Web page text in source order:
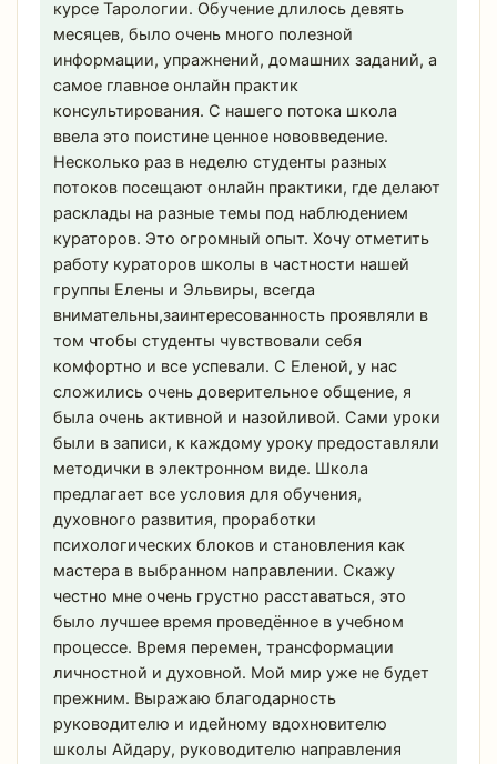
курсе Тарологии. Обучение длилось девять
месяцев, было очень много полезной
информации, упражнений, домашних заданий, а
самое главное онлайн практик
консультирования. С нашего потока школа
ввела это поистине ценное нововведение.
Несколько раз в неделю студенты разных
потоков посещают онлайн практики, где делают
расклады на разные темы под наблюдением
кураторов. Это огромный опыт. Хочу отметить
работу кураторов школы в частности нашей
группы Елены и Эльвиры, всегда
внимательны,заинтересованность проявляли в
том чтобы студенты чувствовали себя
комфортно и все успевали. С Еленой, у нас
сложились очень доверительное общение, я
была очень активной и назойливой. Сами уроки
были в записи, к каждому уроку предоставляли
методички в электронном виде. Школа
предлагает все условия для обучения,
духовного развития, проработки
психологических блоков и становления как
мастера в выбранном направлении. Скажу
честно мне очень грустно расставаться, это
было лучшее время проведённое в учебном
процессе. Время перемен, трансформации
личностной и духовной. Мой мир уже не будет
прежним. Выражаю благодарность
руководителю и идейному вдохновителю
школы Айдару, руководителю направления